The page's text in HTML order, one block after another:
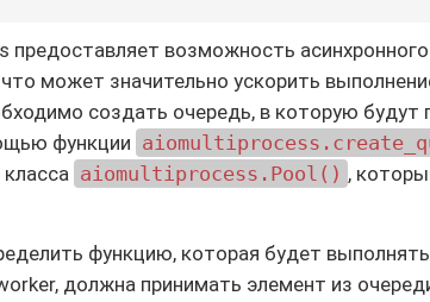
возможность
может значительно ускорить
создать очередь, в которую
функции
aiomultiprocess.Pool() ,
функцию, которая будет
должна принимать элемент из